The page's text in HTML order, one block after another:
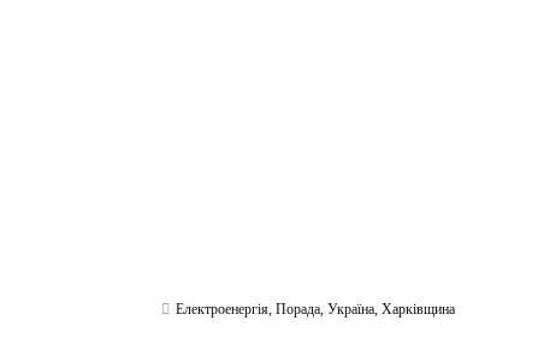
Електроенергія,Порада,Україна,Харківщина